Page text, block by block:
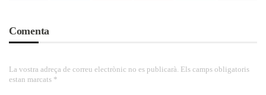
Comenta
La vostra adreça de correu electrònic no es publicarà. Els camps obligatoris
estan marcats *